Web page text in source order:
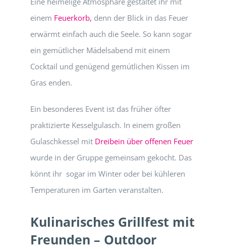
einem Feuerkorb, denn der Blick in das Feuer
erwärmt einfach auch die Seele. So kann sogar
ein gemütlicher Mädelsabend mit einem
Cocktail und genügend gemütlichen Kissen im
Gras enden.
Ein besonderes Event ist das früher öfter
praktizierte Kesselgulasch. In einem großen
Gulaschkessel mit Dreibein über offenen Feuer
wurde in der Gruppe gemeinsam gekocht. Das
könnt ihr sogar im Winter oder bei kühleren
Temperaturen im Garten veranstalten.
Kulinarisches Grillfest mit
Freunden – Outdoor